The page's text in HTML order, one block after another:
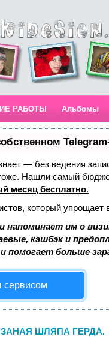
РАБОТЫ Альбомы
— без ведения
Нашли самый
месяц бесплатно.
который упрощает
напоминает им о
кэшбэк и
помогает больше
сервисом
ШЛЯПА ГЕРДА.